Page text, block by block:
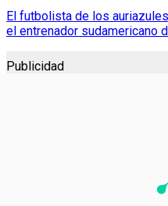
El futbolista de los
el entrenador sudamericano
Publicidad